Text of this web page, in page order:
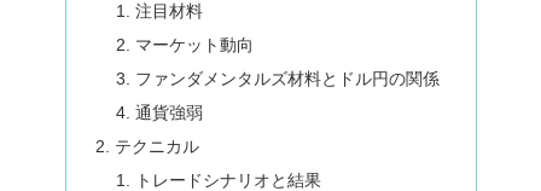
注目材料
マーケット動向
ファンダメンタルズ材料とドル円の関係
通貨強弱
テクニカル
トレードシナリオと結果